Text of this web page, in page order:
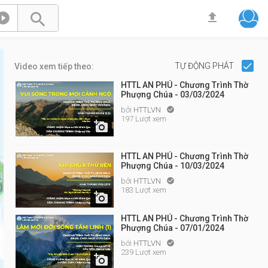
 
Video xem tiếp theo: TỰ ĐỘNG PHÁT

HTTL AN PHÚ - Chương Trình Thờ
Phượng Chúa - 03/03/2024
bởi HTTLVN 
197 Lượt xem

HTTL AN PHÚ - Chương Trình Thờ
Phượng Chúa - 10/03/2024
bởi HTTLVN 
183 Lượt xem

HTTL AN PHÚ - Chương Trình Thờ
Phượng Chúa - 07/01/2024
bởi HTTLVN 
239 Lượt xem